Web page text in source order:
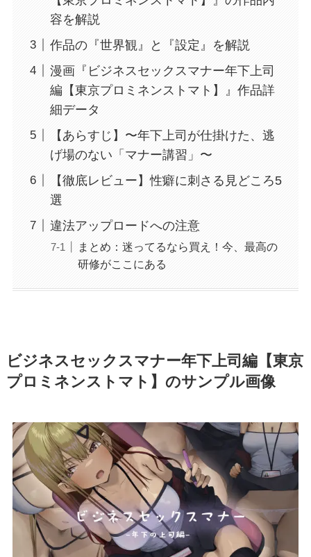
容を解説
作品の『世界観』と『設定』を解説
漫画『ビジネスセックスマナー年下上司
編【東京プロミネンストマト】』作品詳
細データ
【あらすじ】〜年下上司が仕掛けた、逃
げ場のない「マナー講習」〜
【徹底レビュー】性癖に刺さる見どころ5
選
違法アップロードへの注意
まとめ：迷ってるなら買え！今、最高の
研修がここにある
ビジネスセックスマナー年下上司編【東京
プロミネンストマト】のサンプル画像